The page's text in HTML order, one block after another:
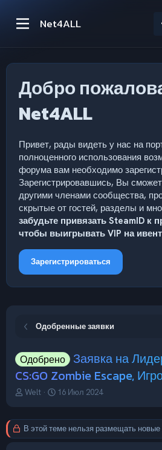
Net4ALL
Добро
Net4ALL
Привет, рады видеть у нас на
полноценного использования
форума вам необходимо
Зарегистрировавшись, Вы
другими членами сообщества,
скрытые от гостей, разделы и
забудьте привязать SteamID
чтобы выигрывать VIP на
Зарегистрироваться
Одобренные заявки
Одобрено Заявка на
CS:GO Zombie Escape,
А
о
Welt
Д16 Июл 2024
В этой теме нельзя размещать новые